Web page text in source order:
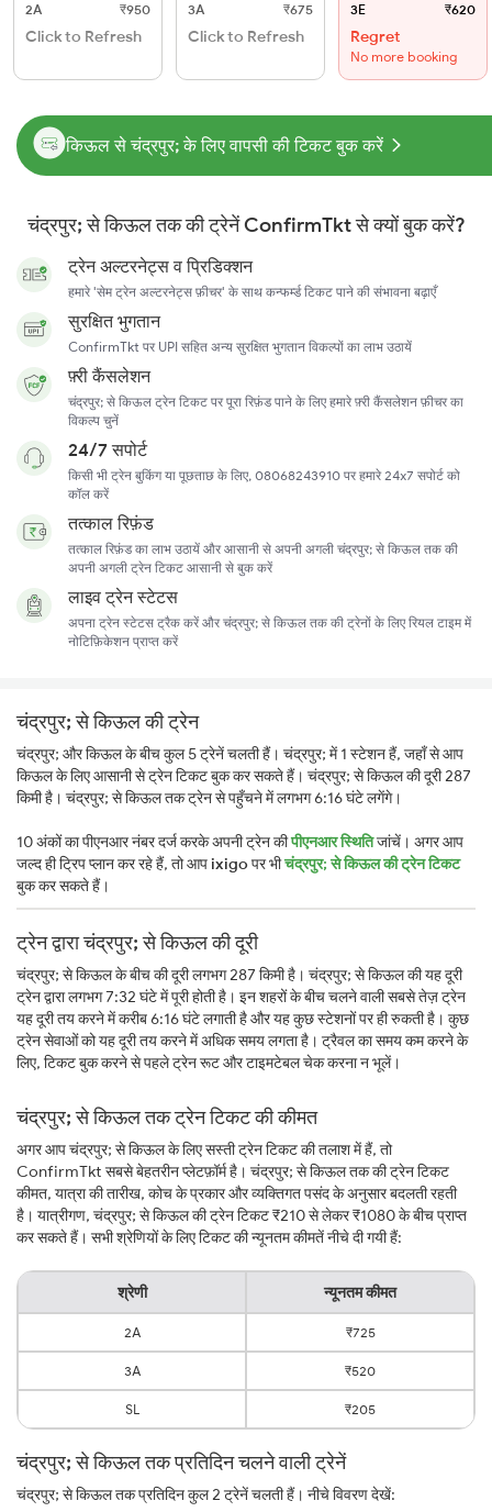
2A ₹950
Click to Refresh
3A ₹675
Click to Refresh
3E ₹620
Regret
No more booking
किऊल से चंद्रपुर; के लिए वापसी की टिकट बुक करें
चंद्रपुर; से किऊल तक की ट्रेनें ConfirmTkt से क्यों बुक करें?
ट्रेन अल्टरनेट्स व प्रिडिक्शन
हमारे 'सेम ट्रेन अल्टरनेट्स फ़ीचर' के साथ कन्फर्म्ड टिकट पाने की संभावना बढ़ाएँ
सुरक्षित भुगतान
ConfirmTkt पर UPI सहित अन्य सुरक्षित भुगतान विकल्पों का लाभ उठायें
फ़्री कैंसलेशन
चंद्रपुर; से किऊल ट्रेन टिकट पर पूरा रिफ़ंड पाने के लिए हमारे फ़्री कैंसलेशन फ़ीचर का
विकल्प चुनें
24/7 सपोर्ट
किसी भी ट्रेन बुकिंग या पूछताछ के लिए, 08068243910 पर हमारे 24x7 सपोर्ट को
कॉल करें
तत्काल रिफ़ंड
तत्काल रिफ़ंड का लाभ उठायें और आसानी से अपनी अगली चंद्रपुर; से किऊल तक की
अपनी अगली ट्रेन टिकट आसानी से बुक करें
लाइव ट्रेन स्टेटस
अपना ट्रेन स्टेटस ट्रैक करें और चंद्रपुर; से किऊल तक की ट्रेनों के लिए रियल टाइम में
नोटिफ़िकेशन प्राप्त करें
चंद्रपुर; से किऊल की ट्रेन
चंद्रपुर; और किऊल के बीच कुल 5 ट्रेनें चलती हैं। चंद्रपुर; में 1 स्टेशन हैं, जहाँ से आप
किऊल के लिए आसानी से ट्रेन टिकट बुक कर सकते हैं। चंद्रपुर; से किऊल की दूरी 287
किमी है। चंद्रपुर; से किऊल तक ट्रेन से पहुँचने में लगभग 6:16 घंटे लगेंगे।
10 अंकों का पीएनआर नंबर दर्ज करके अपनी ट्रेन कीपीएनआर स्थितिजांचें। अगर आप
जल्द ही ट्रिप प्लान कर रहे हैं, तो आपixigoपर भीचंद्रपुर; से किऊल की ट्रेन टिकट
बुक कर सकते हैं।
ट्रेन द्वारा चंद्रपुर; से किऊल की दूरी
चंद्रपुर; से किऊल के बीच की दूरी लगभग 287 किमी है। चंद्रपुर; से किऊल की यह दूरी
ट्रेन द्वारा लगभग 7:32 घंटे में पूरी होती है। इन शहरों के बीच चलने वाली सबसे तेज़ ट्रेन
यह दूरी तय करने में करीब 6:16 घंटे लगाती है और यह कुछ स्टेशनों पर ही रुकती है। कुछ
ट्रेन सेवाओं को यह दूरी तय करने में अधिक समय लगता है। ट्रैवल का समय कम करने के
लिए, टिकट बुक करने से पहले ट्रेन रूट और टाइमटेबल चेक करना न भूलें।
चंद्रपुर; से किऊल तक ट्रेन टिकट की कीमत
अगर आप चंद्रपुर; से किऊल के लिए सस्ती ट्रेन टिकट की तलाश में हैं, तो
ConfirmTkt सबसे बेहतरीन प्लेटफ़ॉर्म है। चंद्रपुर; से किऊल तक की ट्रेन टिकट
कीमत, यात्रा की तारीख, कोच के प्रकार और व्यक्तिगत पसंद के अनुसार बदलती रहती
है। यात्रीगण, चंद्रपुर; से किऊल की ट्रेन टिकट ₹210 से लेकर ₹1080 के बीच प्राप्त
कर सकते हैं। सभी श्रेणियों के लिए टिकट की न्यूनतम कीमतें नीचे दी गयी हैं:
श्रेणी न्यूनतम कीमत
2A ₹725
3A ₹520
SL ₹205
चंद्रपुर; से किऊल तक प्रतिदिन चलने वाली ट्रेनें
चंद्रपुर; से किऊल तक प्रतिदिन कुल 2 ट्रेनें चलती हैं। नीचे विवरण देखें: